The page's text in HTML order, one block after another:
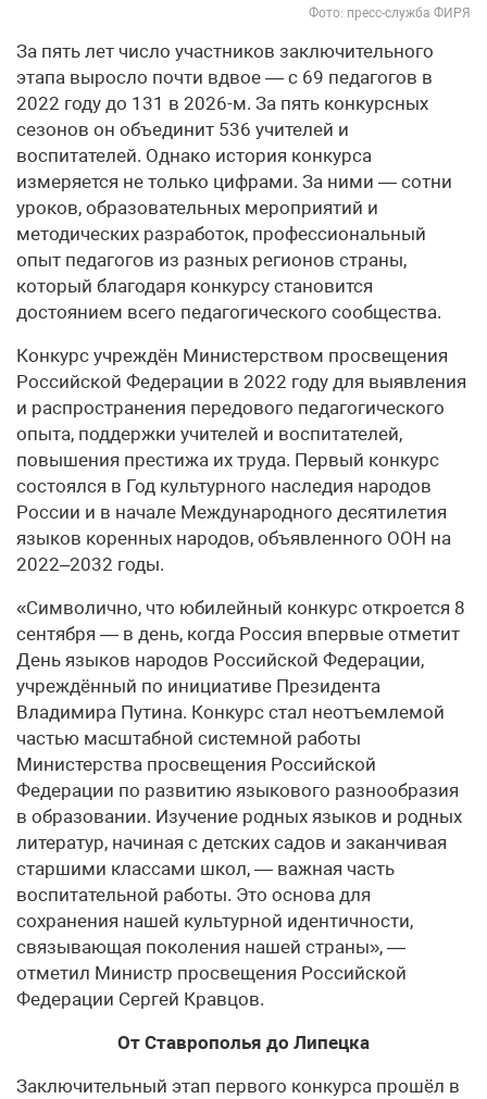
Фото: пресс-служба ФИРЯ
За пять лет число участников заключительного
этапа выросло почти вдвое — с 69 педагогов в
2022 году до 131 в 2026-м. За пять конкурсных
сезонов он объединит 536 учителей и
воспитателей. Однако история конкурса
измеряется не только цифрами. За ними — сотни
уроков, образовательных мероприятий и
методических разработок, профессиональный
опыт педагогов из разных регионов страны,
который благодаря конкурсу становится
достоянием всего педагогического сообщества.
Конкурс учреждён Министерством просвещения
Российской Федерации в 2022 году для выявления
и распространения передового педагогического
опыта, поддержки учителей и воспитателей,
повышения престижа их труда. Первый конкурс
состоялся в Год культурного наследия народов
России и в начале Международного десятилетия
языков коренных народов, объявленного ООН на
2022–2032 годы.
«Символично, что юбилейный конкурс откроется 8
сентября — в день, когда Россия впервые отметит
День языков народов Российской Федерации,
учреждённый по инициативе Президента
Владимира Путина. Конкурс стал неотъемлемой
частью масштабной системной работы
Министерства просвещения Российской
Федерации по развитию языкового разнообразия
в образовании. Изучение родных языков и родных
литератур, начиная с детских садов и заканчивая
старшими классами школ, — важная часть
воспитательной работы. Это основа для
сохранения нашей культурной идентичности,
связывающая поколения нашей страны», —
отметил Министр просвещения Российской
Федерации Сергей Кравцов.
От Ставрополья до Липецка
Заключительный этап первого конкурса прошёл в